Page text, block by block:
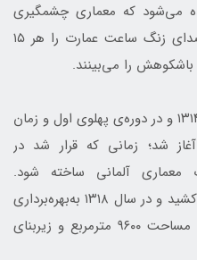
می‌شود که معماری چشمگیری
دارد. ۷۰ سال است که رهگذران صدای زنگ ساعت عمارت را هر ۱۵
را می‌بینند.
داستان ساختمان شهرداری از سال ۱۳۱۴ و در دوره‌ی پهلوی اول و زمان
شد؛ زمانی که قرار شد در
معماری آلمانی ساخته شود.
ساخت‌وساز این بنا چهار سال طول کشید و در سال ۱۳۱۸ به‌بهره‌برداری
رسید. ساختمان بَلَدیه در زمینی به مساحت ۹۶۰۰ مترمربع و زیربنای